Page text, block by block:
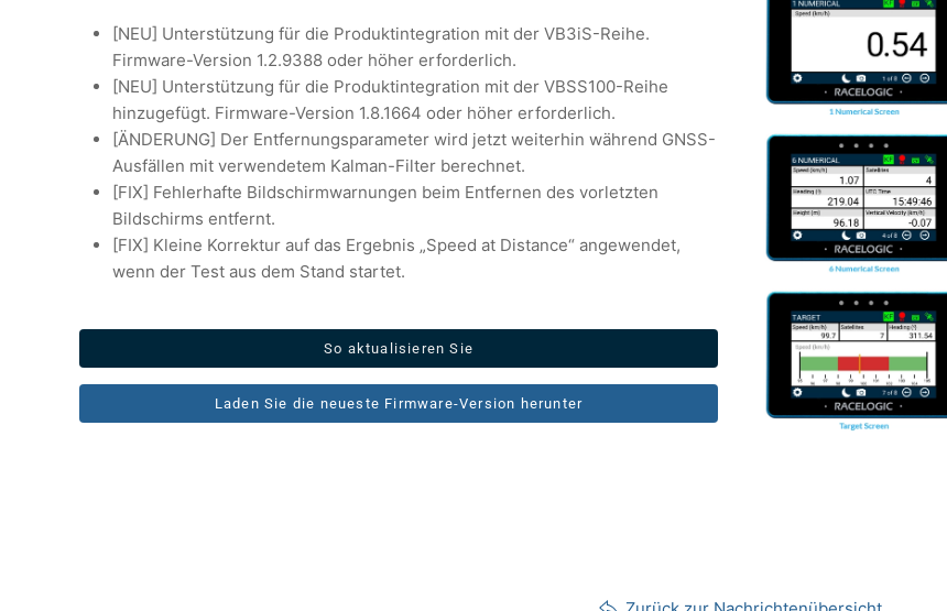
[NEU] Unterstützung für die Produktintegration mit der VB3iS-Reihe.
Firmware-Version 1.2.9388 oder höher erforderlich.
[NEU] Unterstützung für die Produktintegration mit der VBSS100-Reihe
hinzugefügt. Firmware-Version 1.8.1664 oder höher erforderlich.
[ÄNDERUNG] Der Entfernungsparameter wird jetzt weiterhin während GNSS-
Ausfällen mit verwendetem Kalman-Filter berechnet.
[FIX] Fehlerhafte Bildschirmwarnungen beim Entfernen des vorletzten
Bildschirms entfernt.
[FIX] Kleine Korrektur auf das Ergebnis „Speed at Distance“ angewendet,
wenn der Test aus dem Stand startet.
So aktualisieren Sie
Laden Sie die neueste Firmware-Version herunter